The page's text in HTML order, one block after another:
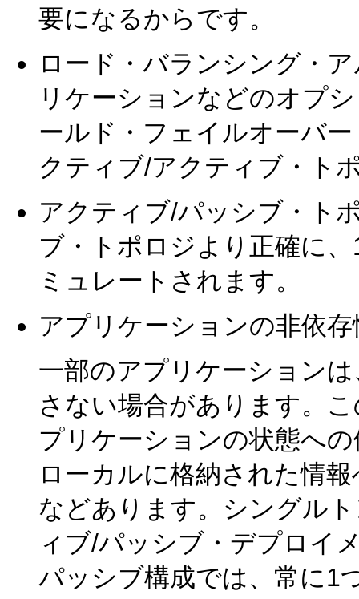
要になるからです。
ロード・バランシング・
リケーションなどのオプ
ールド・フェイルオーバ
クティブ/アクティブ・ト
アクティブ/パッシブ・ト
ブ・トポロジより正確に
ミュレートされます。
アプリケーションの非依存
一部のアプリケーション
さない場合があります。
プリケーションの状態へ
ローカルに格納された情
などあります。シングル
ィブ/パッシブ・デプロイ
パッシブ構成では、常に1